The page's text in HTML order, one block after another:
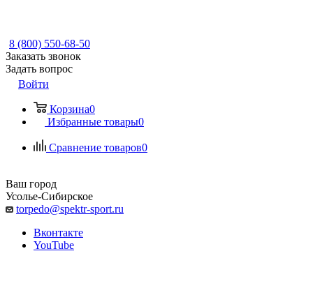
8 (800) 550-68-50
Заказать звонок
Задать вопрос
Войти
Корзина0
Избранные товары0
Сравнение товаров0
Ваш город
Усолье-Сибирское
torpedo@spektr-sport.ru
Вконтакте
YouTube